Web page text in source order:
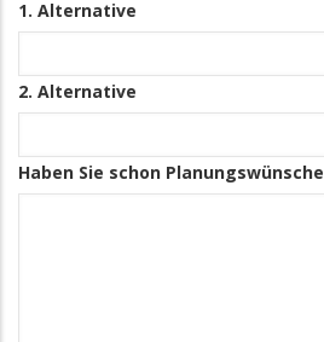
1. Alternative
2. Alternative
Haben Sie schon Planungswünsche